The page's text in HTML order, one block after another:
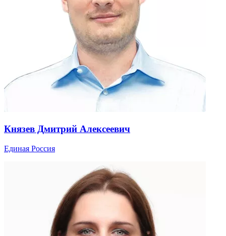
Князев Дмитрий Алексеевич
Единая Россия